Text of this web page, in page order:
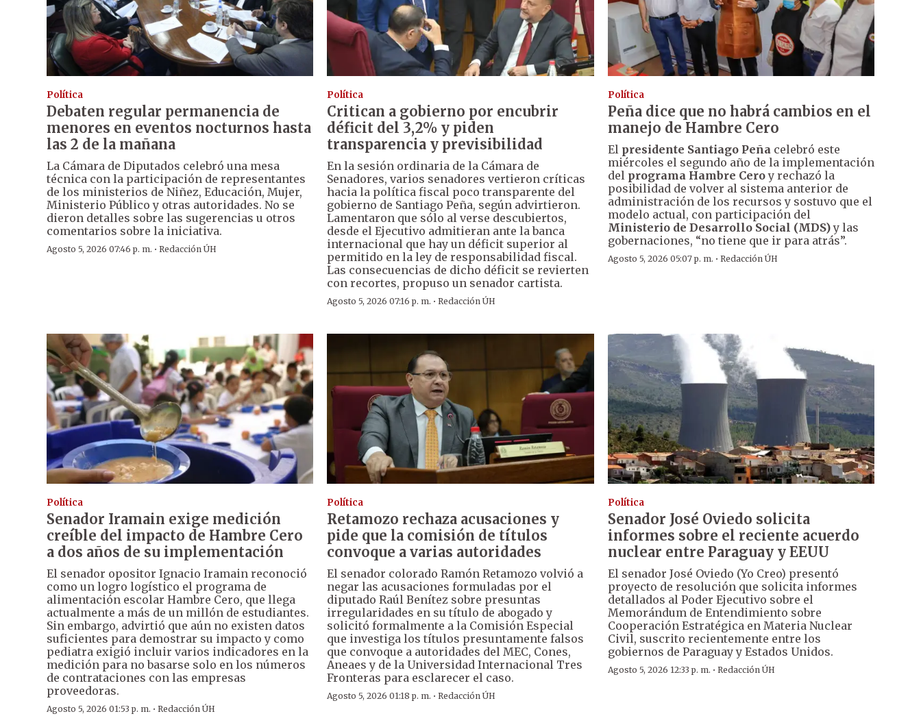
Política
Debaten regular permanencia de
menores en eventos nocturnos hasta
las 2 de la mañana
La Cámara de Diputados celebró una mesa
técnica con la participación de representantes
de los ministerios de Niñez, Educación, Mujer,
Ministerio Público y otras autoridades. No se
dieron detalles sobre las sugerencias u otros
comentarios sobre la iniciativa.
Agosto 5, 2026 07:46 p. m. · Redacción ÚH
Política
Critican a gobierno por encubrir
déficit del 3,2% y piden
transparencia y previsibilidad
En la sesión ordinaria de la Cámara de
Senadores, varios senadores vertieron críticas
hacia la política fiscal poco transparente del
gobierno de Santiago Peña, según advirtieron.
Lamentaron que sólo al verse descubiertos,
desde el Ejecutivo admitieran ante la banca
internacional que hay un déficit superior al
permitido en la ley de responsabilidad fiscal.
Las consecuencias de dicho déficit se revierten
con recortes, propuso un senador cartista.
Agosto 5, 2026 07:16 p. m. ·Redacción ÚH
Política
Peña dice que no habrá cambios en el
manejo de Hambre Cero
El presidente Santiago Peña celebró este
miércoles el segundo año de la implementación
del programa Hambre Ceroy rechazó la
posibilidad de volver al sistema anterior de
administración de los recursos y sostuvo que el
modelo actual, con participación del
Ministerio de Desarrollo Social (MDS)y las
gobernaciones, “no tiene que ir para atrás”.
Agosto 5, 2026 05:07 p. m. · Redacción ÚH
Política
Senador Iramain exige medición
creíble del impacto de Hambre Cero
a dos años de su implementación
El senador opositor Ignacio Iramain reconoció
como un logro logístico el programa de
alimentación escolar Hambre Cero, que llega
actualmente a más de un millón de estudiantes.
Sin embargo, advirtió que aún no existen datos
suficientes para demostrar su impacto y como
pediatra exigió incluir varios indicadores en la
medición para no basarse solo en los números
de contrataciones con las empresas
proveedoras.
Agosto 5, 2026 01:53 p. m. · Redacción ÚH
Política
Retamozo rechaza acusaciones y
pide que la comisión de títulos
convoque a varias autoridades
El senador colorado Ramón Retamozo volvió a
negar las acusaciones formuladas por el
diputado Raúl Benítez sobre presuntas
irregularidades en su título de abogado y
solicitó formalmente a la Comisión Especial
que investiga los títulos presuntamente falsos
que convoque a autoridades del MEC, Cones,
Aneaes y de la Universidad Internacional Tres
Fronteras para esclarecer el caso.
Agosto 5, 2026 01:18 p. m. ·Redacción ÚH
Política
Senador José Oviedo solicita
informes sobre el reciente acuerdo
nuclear entre Paraguay y EEUU
El senador José Oviedo (Yo Creo) presentó
proyecto de resolución que solicita informes
detallados al Poder Ejecutivo sobre el
Memorándum de Entendimiento sobre
Cooperación Estratégica en Materia Nuclear
Civil, suscrito recientemente entre los
gobiernos de Paraguay y Estados Unidos.
Agosto 5, 2026 12:33 p. m. · Redacción ÚH